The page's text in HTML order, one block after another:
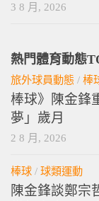
3 8 月, 2026
熱門體育動態
旅外球員動態 / 棒
棒球》陳金鋒
夢」歲月
2 8 月, 2026
棒球 / 球類運動
陳金鋒談鄭宗